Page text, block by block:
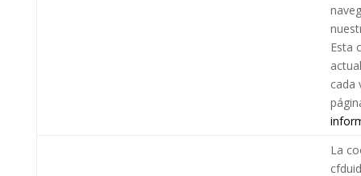
Esta
cada
La